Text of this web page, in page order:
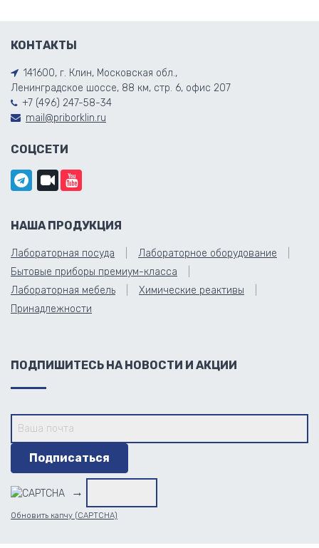
КОНТАКТЫ
141600, г. Клин, Московская обл.,
Ленинградское шоссе, 88 км, стр. 6, офис 207
+7 (496) 247-58-34
mail@priborklin.ru
СОЦСЕТИ
НАША ПРОДУКЦИЯ
Лабораторная посуда
Лабораторное оборудование
Бытовые приборы премиум-класса
Лабораторная мебель
Химические реактивы
Принадлежности
ПОДПИШИТЕСЬ НА НОВОСТИ И АКЦИИ
→
Обновить капчу (CAPTCHA)